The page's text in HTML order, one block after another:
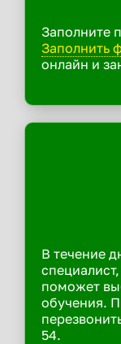
Заполните
Заполнить
онлайн и
В течение
поможет
обучения.
54.